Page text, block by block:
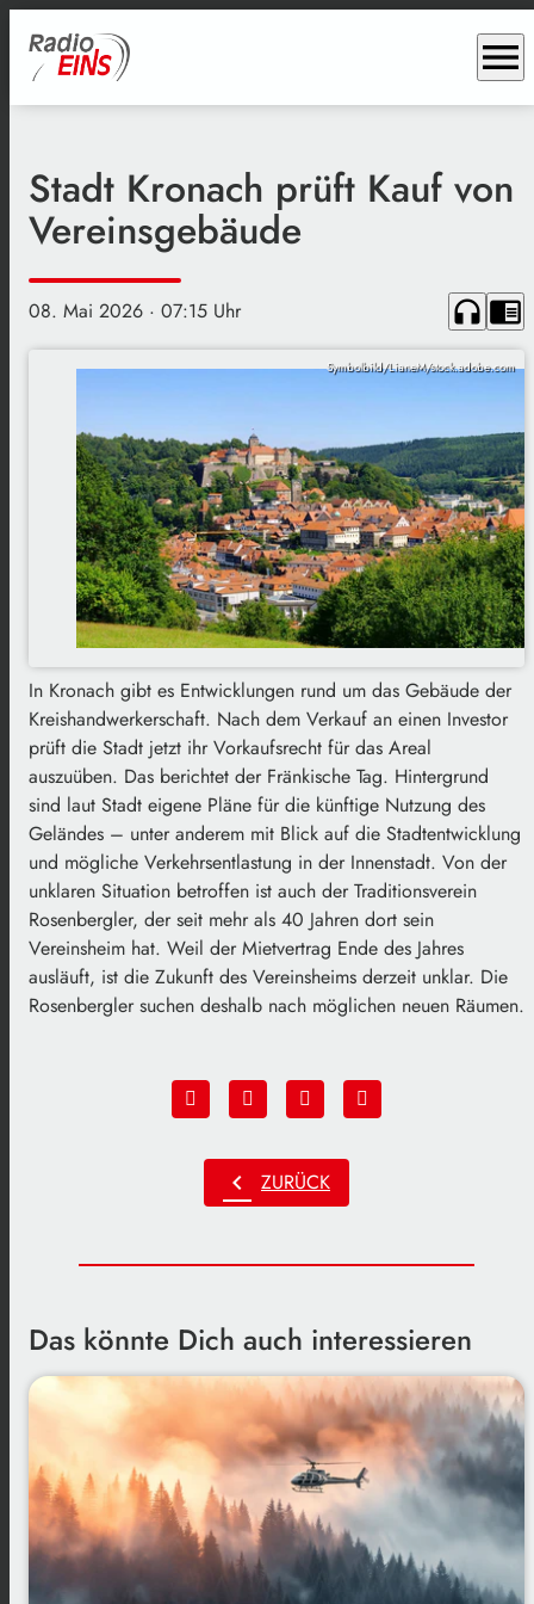
menu
Stadt Kronach prüft Kauf von
Vereinsgebäude
08. Mai 2026 · 07:15 Uhr headphones chrome_reader_mode
Symbolbild/LianeM/stock.adobe.com
In Kronach gibt es Entwicklungen rund um das Gebäude der
Kreishandwerkerschaft. Nach dem Verkauf an einen Investor
prüft die Stadt jetzt ihr Vorkaufsrecht für das Areal
auszuüben. Das berichtet der Fränkische Tag. Hintergrund
sind laut Stadt eigene Pläne für die künftige Nutzung des
Geländes – unter anderem mit Blick auf die Stadtentwicklung
und mögliche Verkehrsentlastung in der Innenstadt. Von der
unklaren Situation betroffen ist auch der Traditionsverein
Rosenbergler, der seit mehr als 40 Jahren dort sein
Vereinsheim hat. Weil der Mietvertrag Ende des Jahres
ausläuft, ist die Zukunft des Vereinsheims derzeit unklar. Die
Rosenbergler suchen deshalb nach möglichen neuen Räumen.
chevron_left ZURÜCK
Das könnte Dich auch interessieren